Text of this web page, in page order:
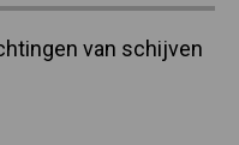
van schijven